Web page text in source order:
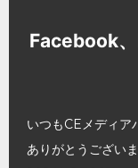
Facebook
いつもCEメディア
ありがとうございま